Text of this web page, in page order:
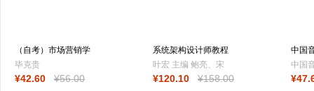
（自考）市场营销学
（全国高等教育
毕克贵
¥42.60 ¥56.00
系统架构设计师教程
（第2版）
叶宏 主编 鲍亮、宋
胜利、蔺一帅 副主
¥120.10 ¥158.00
中国
术水
中国
员会
¥47